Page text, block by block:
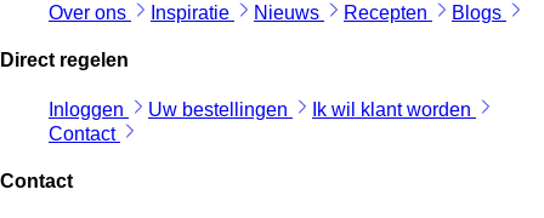
Over ons Inspiratie Nieuws Recepten Blogs
Direct regelen
Inloggen Uw bestellingen
Ik wil klant worden
Contact
Contact